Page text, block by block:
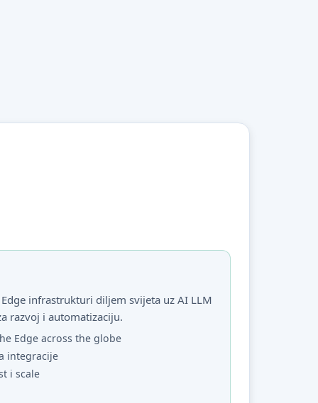
infrastrukturi diljem svijeta uz AI LLM
razvoj i automatizaciju.
Edge across the globe
integracije
i scale